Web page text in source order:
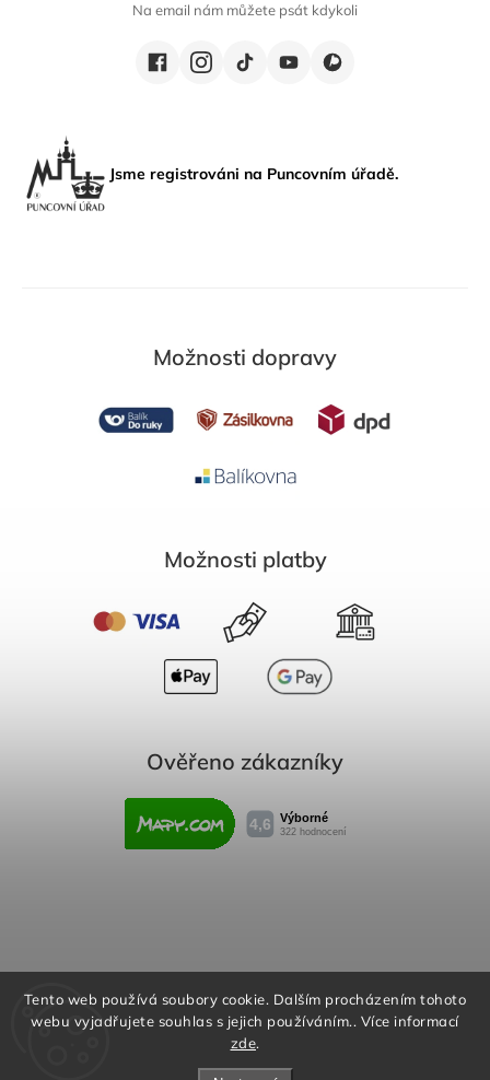
Tento web používá soubory cookie. Dalším procházením tohoto
webu vyjadřujete souhlas s jejich používáním.. Více informací
zde.
Na email nám můžete psát kdykoli
Jsme registrováni na Puncovním úřadě.
Možnosti dopravy
Možnosti platby
Ověřeno zákazníky
Obchodní podmínky
Reklamační řád
Podmínky ochrany osobních údajů